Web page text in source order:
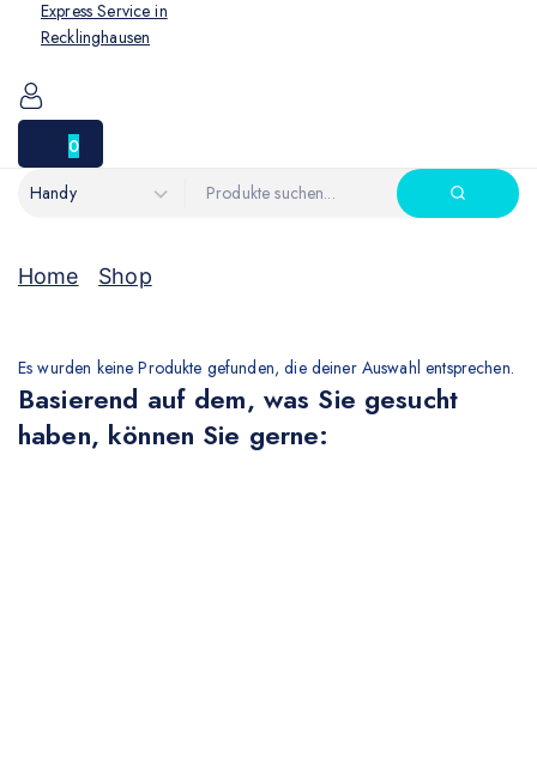
0
Home Shop
Es wurden keine Produkte gefunden, die deiner Auswahl entsprechen.
Basierend auf dem, was Sie gesucht
haben, können Sie gerne: